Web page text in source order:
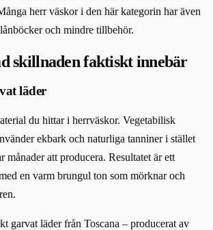
herr väskor i den här kategorin har även
och mindre tillbehör.
skillnaden faktiskt innebär
läder
du hittar i herrväskor. Vegetabilisk
ekbark och naturliga tanniner i stället
månader att producera. Resultatet är ett
en varm brungul ton som mörknar och
garvat läder från Toscana – producerat av